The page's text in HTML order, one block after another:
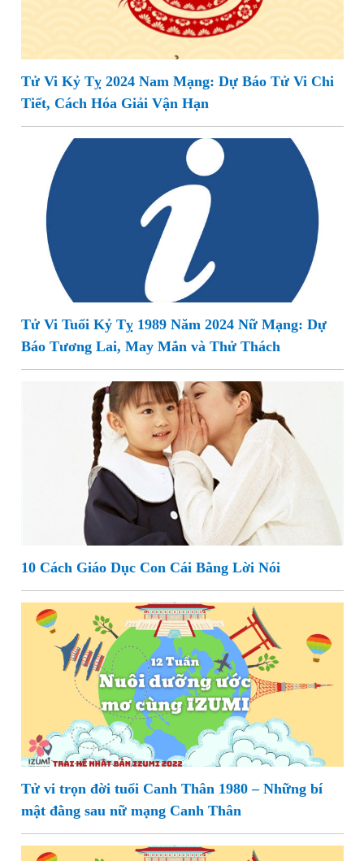
Tử Vi Kỷ Tỵ 2024 Nam Mạng: Dự Báo Tử Vi Chi
Tiết, Cách Hóa Giải Vận Hạn
Tử Vi Tuổi Kỷ Tỵ 1989 Năm 2024 Nữ Mạng: Dự
Báo Tương Lai, May Mắn và Thử Thách
10 Cách Giáo Dục Con Cái Bằng Lời Nói
Tử vi trọn đời tuổi Canh Thân 1980 – Những bí
mật đằng sau nữ mạng Canh Thân